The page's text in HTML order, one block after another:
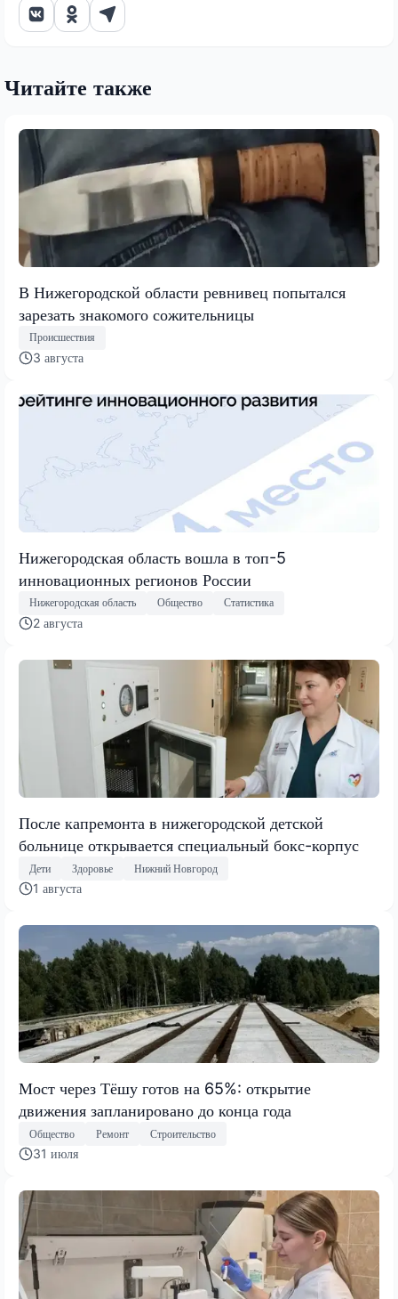
Читайте также
В Нижегородской области ревнивец попытался
зарезать знакомого сожительницы
Происшествия
3 августа
Нижегородская область вошла в топ-5
инновационных регионов России
Нижегородская область Общество Статистика
2 августа
После капремонта в нижегородской детской
больнице открывается специальный бокс-корпус
Дети Здоровье Нижний Новгород
1 августа
Мост через Тёшу готов на 65%: открытие
движения запланировано до конца года
Общество Ремонт Строительство
31 июля